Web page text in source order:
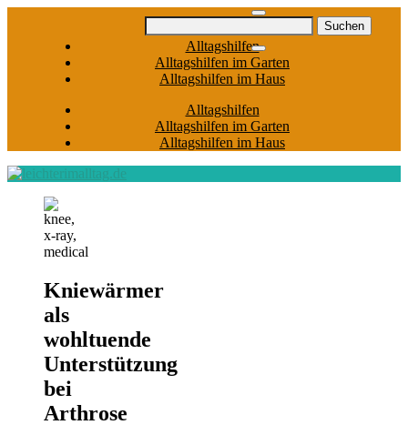
Alltagshilfen
Alltagshilfen im Garten
Alltagshilfen im Haus
Alltagshilfen
Alltagshilfen im Garten
Alltagshilfen im Haus
Suchen
nach:
Kniewärmer
als
wohltuende
Unterstützung
bei
Arthrose